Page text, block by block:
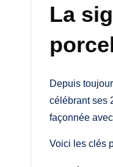
La
Depuis
célébrant ses
façonnée
Voici les clés